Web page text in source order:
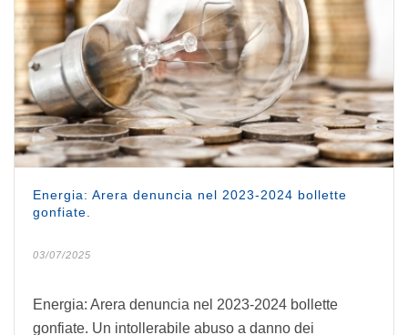
Energia: Arera denuncia nel 2023-2024 bollette
gonfiate.
03/07/2025
Energia: Arera denuncia nel 2023-2024 bollette
gonfiate. Un intollerabile abuso a danno dei